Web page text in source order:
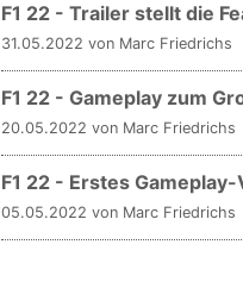
F1 22 - Trailer stellt die
31.05.2022 von Marc Friedrichs
F1 22 - Gameplay zum
20.05.2022 von Marc Friedrichs
F1 22 - Erstes
05.05.2022 von Marc Friedrichs